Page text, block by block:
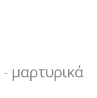
- μαρτυρικά